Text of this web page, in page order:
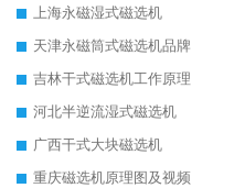
上海永磁湿式磁选机
天津永磁筒式磁选机品牌
吉林干式磁选机工作原理
河北半逆流湿式磁选机
广西干式大块磁选机
重庆磁选机原理图及视频